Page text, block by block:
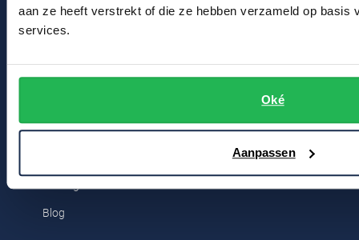
aan ze heeft verstrekt of die ze hebben verzameld op basis
services.
Oké
Aanpassen
Superdry
Tommy Hilfiger
Contact
Breestraat 152 - 154
Kortingscode
Blog